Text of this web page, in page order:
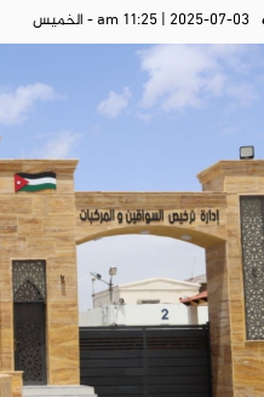
am 11:25 | 2025-07-03 - الخميس